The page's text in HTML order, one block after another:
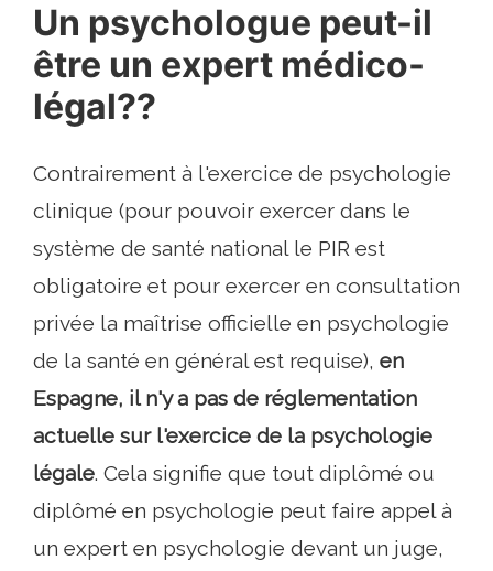
Un psychologue peut-il
être un expert médico-
légal??
Contrairement à l'exercice de psychologie
clinique (pour pouvoir exercer dans le
système de santé national le PIR est
obligatoire et pour exercer en consultation
privée la maîtrise officielle en psychologie
de la santé en général est requise), en
Espagne, il n'y a pas de réglementation
actuelle sur l'exercice de la psychologie
légale. Cela signifie que tout diplômé ou
diplômé en psychologie peut faire appel à
un expert en psychologie devant un juge,